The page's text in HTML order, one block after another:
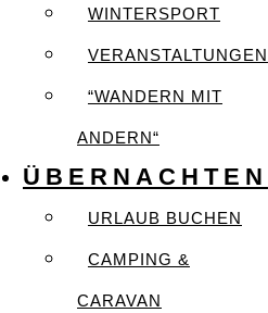
WINTERSPORT
VERANSTALTUNGEN
“WANDERN MIT
ANDERN“
ÜBERNACHTEN
URLAUB BUCHEN
CAMPING &
CARAVAN
Kompositionen, die
Alle ihre Bilder besitzen
zurückzugeben. –